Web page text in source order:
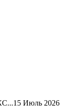
15 Июль 2026